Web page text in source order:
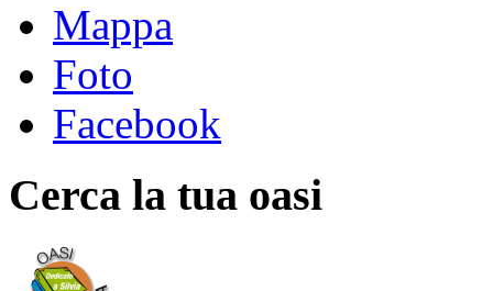
Mappa
Foto
Facebook
Cerca la tua oasi